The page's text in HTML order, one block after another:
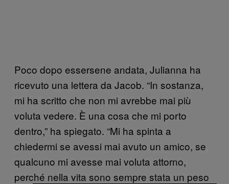
Poco dopo essersene andata, Julianna ha
ricevuto una lettera da Jacob. “In sostanza,
mi ha scritto che non mi avrebbe mai più
voluta vedere. È una cosa che mi porto
dentro,” ha spiegato. “Mi ha spinta a
chiedermi se avessi mai avuto un amico, se
qualcuno mi avesse mai voluta attorno,
perché nella vita sono sempre stata un peso